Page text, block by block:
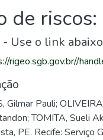
riscos:
- Use o link
rigeo.sgb.gov.br//
Gilmar Pauli;
TOMITA, Sueli
PE. Recife: Serviço